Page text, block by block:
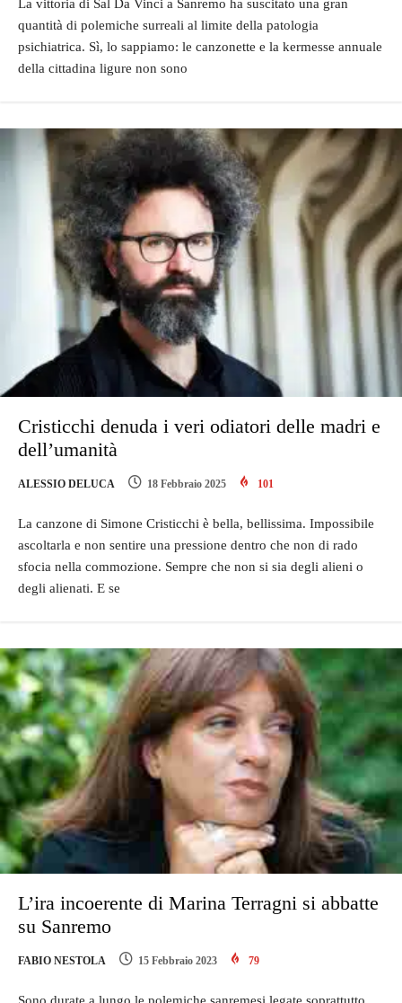
La vittoria di Sal Da Vinci a Sanremo ha suscitato una gran
quantità di polemiche surreali al limite della patologia
psichiatrica. Sì, lo sappiamo: le canzonette e la kermesse annuale
della cittadina ligure non sono
Cristicchi denuda i veri odiatori delle madri e
dell’umanità
ALESSIO DELUCA 18 Febbraio 2025 101
La canzone di Simone Cristicchi è bella, bellissima. Impossibile
ascoltarla e non sentire una pressione dentro che non di rado
sfocia nella commozione. Sempre che non si sia degli alieni o
degli alienati. E se
L’ira incoerente di Marina Terragni si abbatte
su Sanremo
FABIO NESTOLA 15 Febbraio 2023 79
Sono durate a lungo le polemiche sanremesi legate soprattutto